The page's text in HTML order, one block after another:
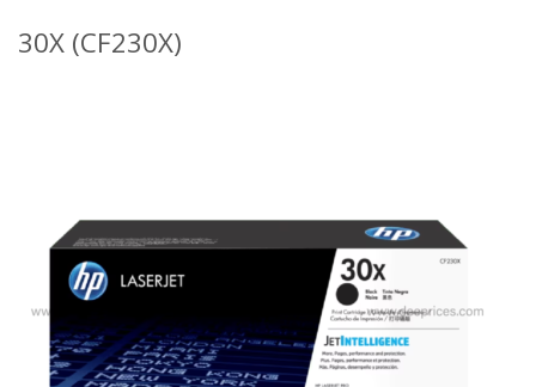
30X (CF230X)